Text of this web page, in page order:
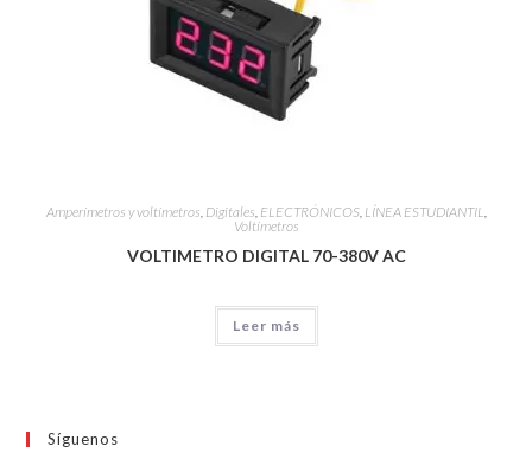
Amperímetros y voltímetros Digitales ELECTRÓNICOS, LÍNEA ESTUDIANTIL
Voltímetros
VOLTIMETRO DIGITAL 70-380V AC
Leer más
Síguenos